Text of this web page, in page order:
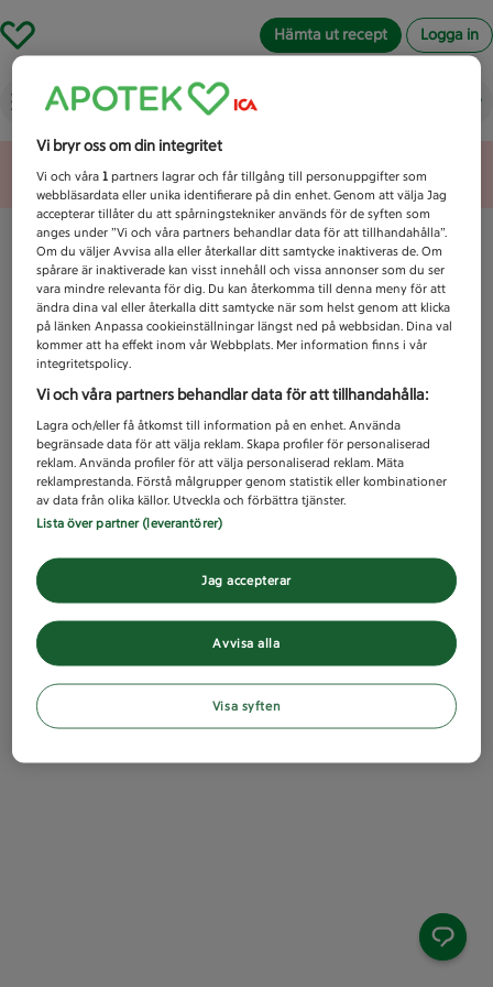
Hämta ut recept Logga in
Vad letar du efter idag?
Unknown error
Vi bryr oss om din integritet
Vi och våra1 partners lagrar och får tillgång till personuppgifter som
webbläsardata eller unika identifierare på din enhet. Genom att välja Jag
accepterar tillåter du att spårningstekniker används för de syften som
anges under ”Vi och våra partners behandlar data för att tillhandahålla”.
Om du väljer Avvisa alla eller återkallar ditt samtycke inaktiveras de. Om
spårare är inaktiverade kan visst innehåll och vissa annonser som du ser
vara mindre relevanta för dig. Du kan återkomma till denna meny för att
ändra dina val eller återkalla ditt samtycke när som helst genom att klicka
på länken Anpassa cookieinställningar längst ned på webbsidan. Dina val
kommer att ha effekt inom vår Webbplats. Mer information finns i vår
integritetspolicy.
Vi och våra partners behandlar data för att tillhandahålla:
Lagra och/eller få åtkomst till information på en enhet. Använda
begränsade data för att välja reklam. Skapa profiler för personaliserad
reklam. Använda profiler för att välja personaliserad reklam. Mäta
reklamprestanda. Förstå målgrupper genom statistik eller kombinationer
av data från olika källor. Utveckla och förbättra tjänster.
Lista över partner (leverantörer)
Avvisa alla
Jag accepterar
Visa syften